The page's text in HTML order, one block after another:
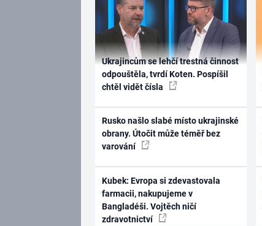
Ukrajincům se lehčí trestná činnost
odpouštěla, tvrdí Koten. Pospíšil
chtěl vidět čísla
Rusko našlo slabé místo ukrajinské
obrany. Útočit může téměř bez
varování
Kubek: Evropa si zdevastovala
farmacii, nakupujeme v
Bangladéši. Vojtěch ničí
zdravotnictví